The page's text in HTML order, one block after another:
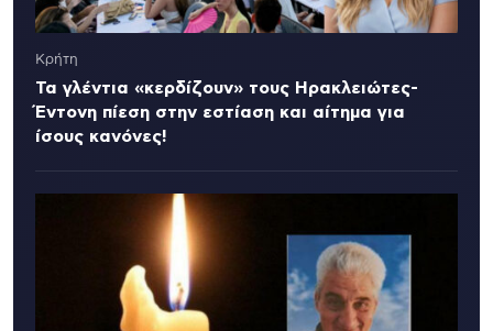
Κρήτη
Τα γλέντια «κερδίζουν» τους Ηρακλειώτες-
Έντονη πίεση στην εστίαση και αίτημα για
ίσους κανόνες!